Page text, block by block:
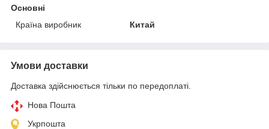
Основні
Країна виробник
Китай
Умови доставки
Доставка здійснюється тільки по передоплаті.
Нова Пошта
Укрпошта